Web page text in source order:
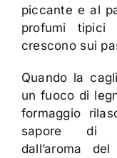
piccante e al
profumi tipici
crescono sui
Quando la
un fuoco di
formaggio
sapore di
dall’aroma